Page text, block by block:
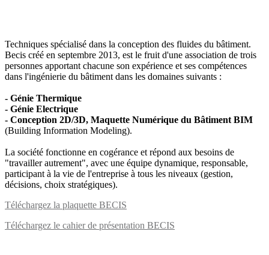
Techniques spécialisé dans la conception des fluides du bâtiment.
Becis créé en septembre 2013, est le fruit d'une association de trois
personnes apportant chacune son expérience et ses compétences
dans l'ingénierie du bâtiment dans les domaines suivants :
- Génie Thermique
- Génie Electrique
- Conception 2D/3D, Maquette Numérique du Bâtiment BIM
(Building Information Modeling).
La société fonctionne en cogérance et répond aux besoins de
"travailler autrement", avec une équipe dynamique, responsable,
participant à la vie de l'entreprise à tous les niveaux (gestion,
décisions, choix stratégiques).
Téléchargez la plaquette BECIS
Téléchargez le cahier de présentation BECIS